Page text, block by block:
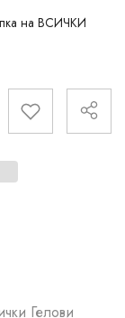
на ВСИЧКИ
Гелови